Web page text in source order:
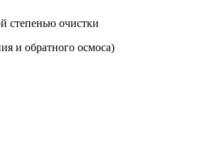
степенью очистки
и обратного осмоса)